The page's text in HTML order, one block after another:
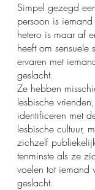
Simpel gezegd
persoon is
hetero is maar af
heeft om sensuele
ervaren met
geslacht.
Ze hebben
lesbische
identificeren met
lesbische cultuur,
zichzelf
tenminste als ze
voelen tot iemand
geslacht.